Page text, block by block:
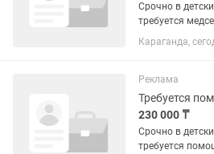
Срочно в
требуется
знания работы
первая смена с
120.000(пол дня)
Караганда,
Реклама
Требуется
230 000 ₸
Срочно в
требуется